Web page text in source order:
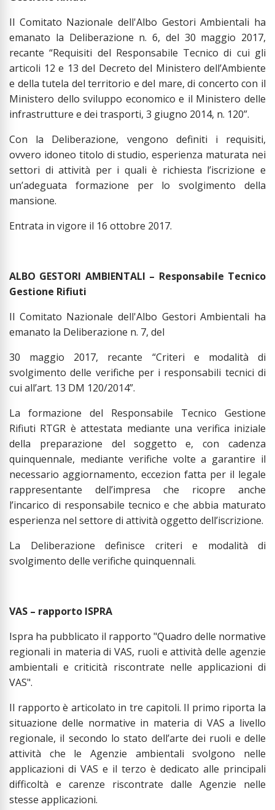
Il Comitato Nazionale dell'Albo Gestori Ambientali ha
emanato la Deliberazione n. 6, del 30 maggio 2017,
recante “Requisiti del Responsabile Tecnico di cui gli
articoli 12 e 13 del Decreto del Ministero dell’Ambiente
e della tutela del territorio e del mare, di concerto con il
Ministero dello sviluppo economico e il Ministero delle
infrastrutture e dei trasporti, 3 giugno 2014, n. 120”.
Con la Deliberazione, vengono definiti i requisiti,
ovvero idoneo titolo di studio, esperienza maturata nei
settori di attività per i quali è richiesta l’iscrizione e
un’adeguata formazione per lo svolgimento della
mansione.
Entrata in vigore il 16 ottobre 2017.
ALBO GESTORI AMBIENTALI – Responsabile Tecnico
Gestione Rifiuti
Il Comitato Nazionale dell'Albo Gestori Ambientali ha
emanato la Deliberazione n. 7, del
30 maggio 2017, recante “Criteri e modalità di
svolgimento delle verifiche per i responsabili tecnici di
cui all’art. 13 DM 120/2014”.
La formazione del Responsabile Tecnico Gestione
Rifiuti RTGR è attestata mediante una verifica iniziale
della preparazione del soggetto e, con cadenza
quinquennale, mediante verifiche volte a garantire il
necessario aggiornamento, eccezion fatta per il legale
rappresentante dell’impresa che ricopre anche
l’incarico di responsabile tecnico e che abbia maturato
esperienza nel settore di attività oggetto dell’iscrizione.
La Deliberazione definisce criteri e modalità di
svolgimento delle verifiche quinquennali.
VAS – rapporto ISPRA
Ispra ha pubblicato il rapporto "Quadro delle normative
regionali in materia di VAS, ruoli e attività delle agenzie
ambientali e criticità riscontrate nelle applicazioni di
VAS".
Il rapporto è articolato in tre capitoli. Il primo riporta la
situazione delle normative in materia di VAS a livello
regionale, il secondo lo stato dell’arte dei ruoli e delle
attività che le Agenzie ambientali svolgono nelle
applicazioni di VAS e il terzo è dedicato alle principali
difficoltà e carenze riscontrate dalle Agenzie nelle
stesse applicazioni.